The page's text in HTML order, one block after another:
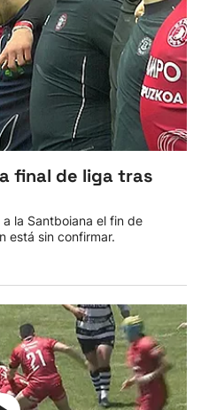
final de liga tras
la Santboiana el fin de
está sin confirmar.